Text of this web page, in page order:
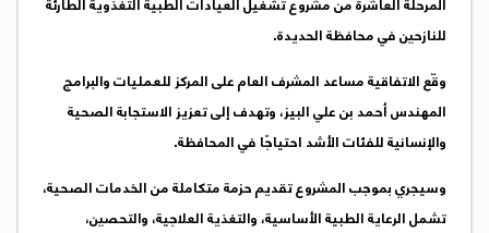
المرحلة العاشرة من مشروع تشغيل العيادات الطبية التغذوية الطارئة
للنازحين في محافظة الحديدة.
وقّع الاتفاقية مساعد المشرف العام على المركز للعمليات والبرامج
المهندس أحمد بن علي البيز، وتهدف إلى تعزيز الاستجابة الصحية
والإنسانية للفئات الأشد احتياجًا في المحافظة.
وسيجري بموجب المشروع تقديم حزمة متكاملة من الخدمات الصحية،
تشمل الرعاية الطبية الأساسية، والتغذية العلاجية، والتحصين،